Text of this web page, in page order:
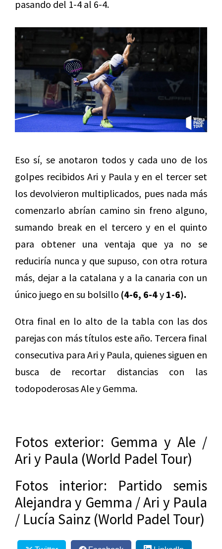
pasando del 1-4 al 6-4.
Eso sí, se anotaron todos y cada uno de los
golpes recibidos Ari y Paula y en el tercer set
los devolvieron multiplicados, pues nada más
comenzarlo abrían camino sin freno alguno,
sumando break en el tercero y en el quinto
para obtener una ventaja que ya no se
reduciría nunca y que supuso, con otra rotura
más, dejar a la catalana y a la canaria con un
único juego en su bolsillo (4-6, 6-4y 1-6).
Otra final en lo alto de la tabla con las dos
parejas con más títulos este año. Tercera final
consecutiva para Ari y Paula, quienes siguen en
busca de recortar distancias con las
todopoderosas Ale y Gemma.
Fotos exterior: Gemma y Ale /
Ari y Paula (World Padel Tour)
Fotos interior: Partido semis
Alejandra y Gemma / Ari y Paula
/ Lucía Sainz (World Padel Tour)